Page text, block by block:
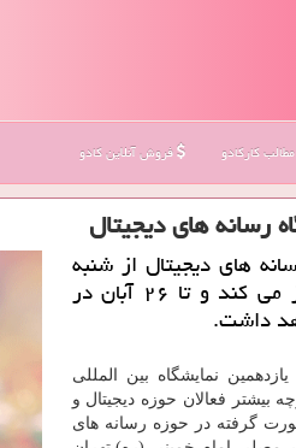
مطالب كاركادو فروش آنلاین کادو
رسانه های دیجیتال
های دیجیتال از شنبه
(۲۰ آبان ماه) كار خویش را آغاز می كند و تا ۲۶ آبان در
داشت.
نمایشگاه بین المللی
بیشتر فعالان حوزه دیجیتال و
گرفته در حوزه رسانه های